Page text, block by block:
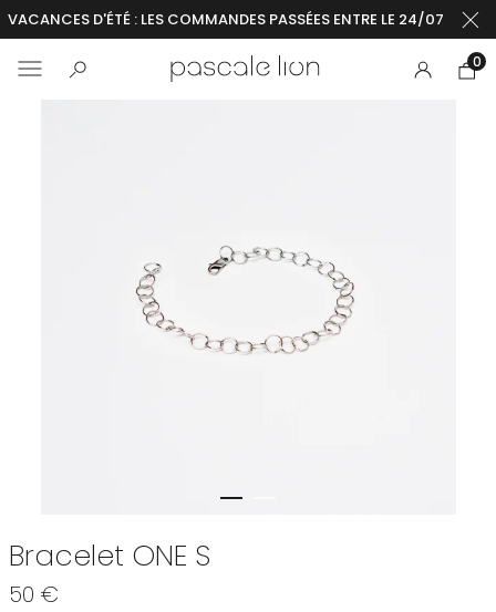
VACANCES D'ÉTÉ : LES COMMANDES PASSÉES ENTRE LE 24/07 ET
0
Bracelet ONE S
50 €